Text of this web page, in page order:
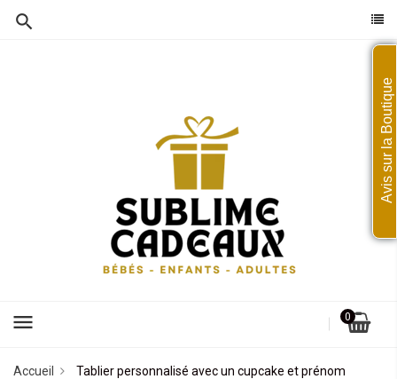
menu 0
Accueil Tablier personnalisé avec un cupcake et prénom
Avis sur la Boutique